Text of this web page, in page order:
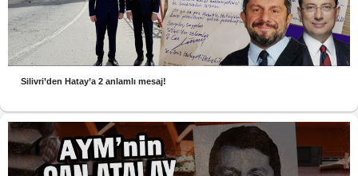
Silivri’den Hatay’a 2 anlamlı mesaj!